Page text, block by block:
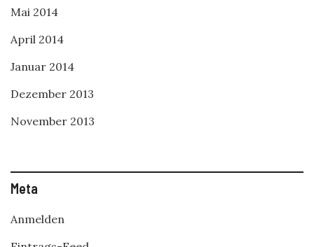
Mai 2014
April 2014
Januar 2014
Dezember 2013
November 2013
Meta
Anmelden